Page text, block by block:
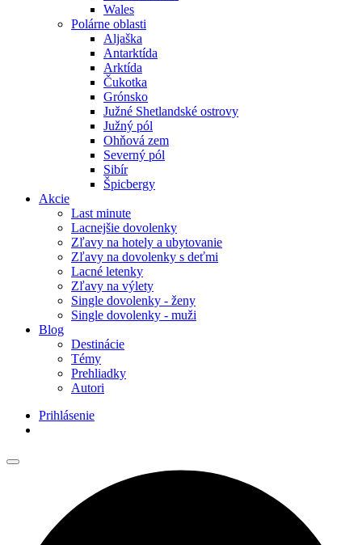
Wales
Polárne oblasti
Aljaška
Antarktída
Arktída
Čukotka
Grónsko
Južné Shetlandské ostrovy
Južný pól
Ohňová zem
Severný pól
Sibír
Špicbergy
Akcie
Last minute
Lacnejšie dovolenky
Zľavy na hotely a ubytovanie
Zľavy na dovolenky s deťmi
Lacné letenky
Zľavy na výlety
Single dovolenky - ženy
Single dovolenky - muži
Blog
Destinácie
Témy
Prehliadky
Autori
Prihlásenie